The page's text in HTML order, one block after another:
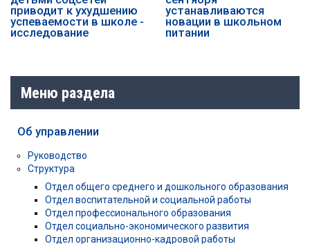
приводит к ухудшению
успеваемости в школе -
исследование
устанавливаются
новации в школьном
питании
Меню раздела
Об управлении
Руководство
Структура
Отдел общего среднего и дошкольного образования
Отдел воспитательной и социальной работы
Отдел профессионального образования
Отдел социально-экономического развития
Отдел организационно-кадровой работы